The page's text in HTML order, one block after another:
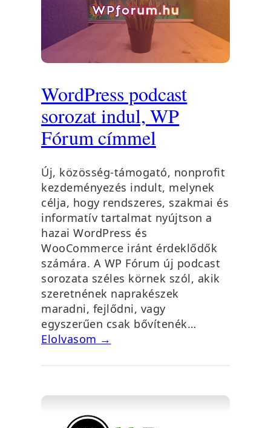
WordPress podcast
sorozat indul, WP
Fórum címmel
Új, közösség-támogató, nonprofit
kezdeményezés indult, melynek
célja, hogy rendszeres, szakmai és
informatív tartalmat nyújtson a
hazai WordPress és
WooCommerce iránt érdeklődők
számára. A WP Fórum új podcast
sorozata széles körnek szól, akik
szeretnének naprakészek
maradni, fejlődni, vagy
egyszerűen csak bővítenék…
Elolvasom →